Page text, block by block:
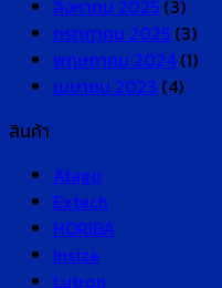
สิงหาคม 2025 (3)
กรกฎาคม 2025 (3)
พฤษภาคม 2024 (1)
เมษายน 2023 (4)
สินค้า
Atago
Extech
HORIBA
Insize
Lutron